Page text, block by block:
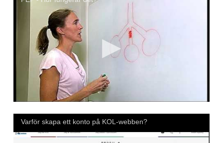
Varför skapa ett konto på KOL-webben?